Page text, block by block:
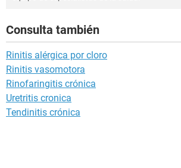
Consulta también
Rinitis alérgica por cloro
Rinitis vasomotora
Rinofaringitis crónica
Uretritis cronica
Tendinitis crónica